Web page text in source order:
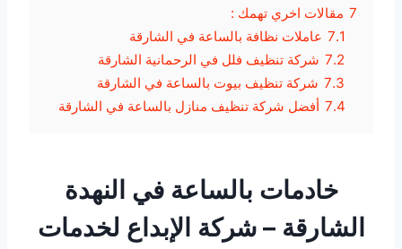
7 مقالات اخري تهمك :
7.1 عاملات نظافة بالساعة في الشارقة
7.2 شركة تنظيف فلل في الرحمانية الشارقة
7.3 شركة تنظيف بيوت بالساعة في الشارقة
7.4 أفضل شركة تنظيف منازل بالساعة في الشارقة
خادمات بالساعة في النهدة
الشارقة – شركة الإبداع لخدمات